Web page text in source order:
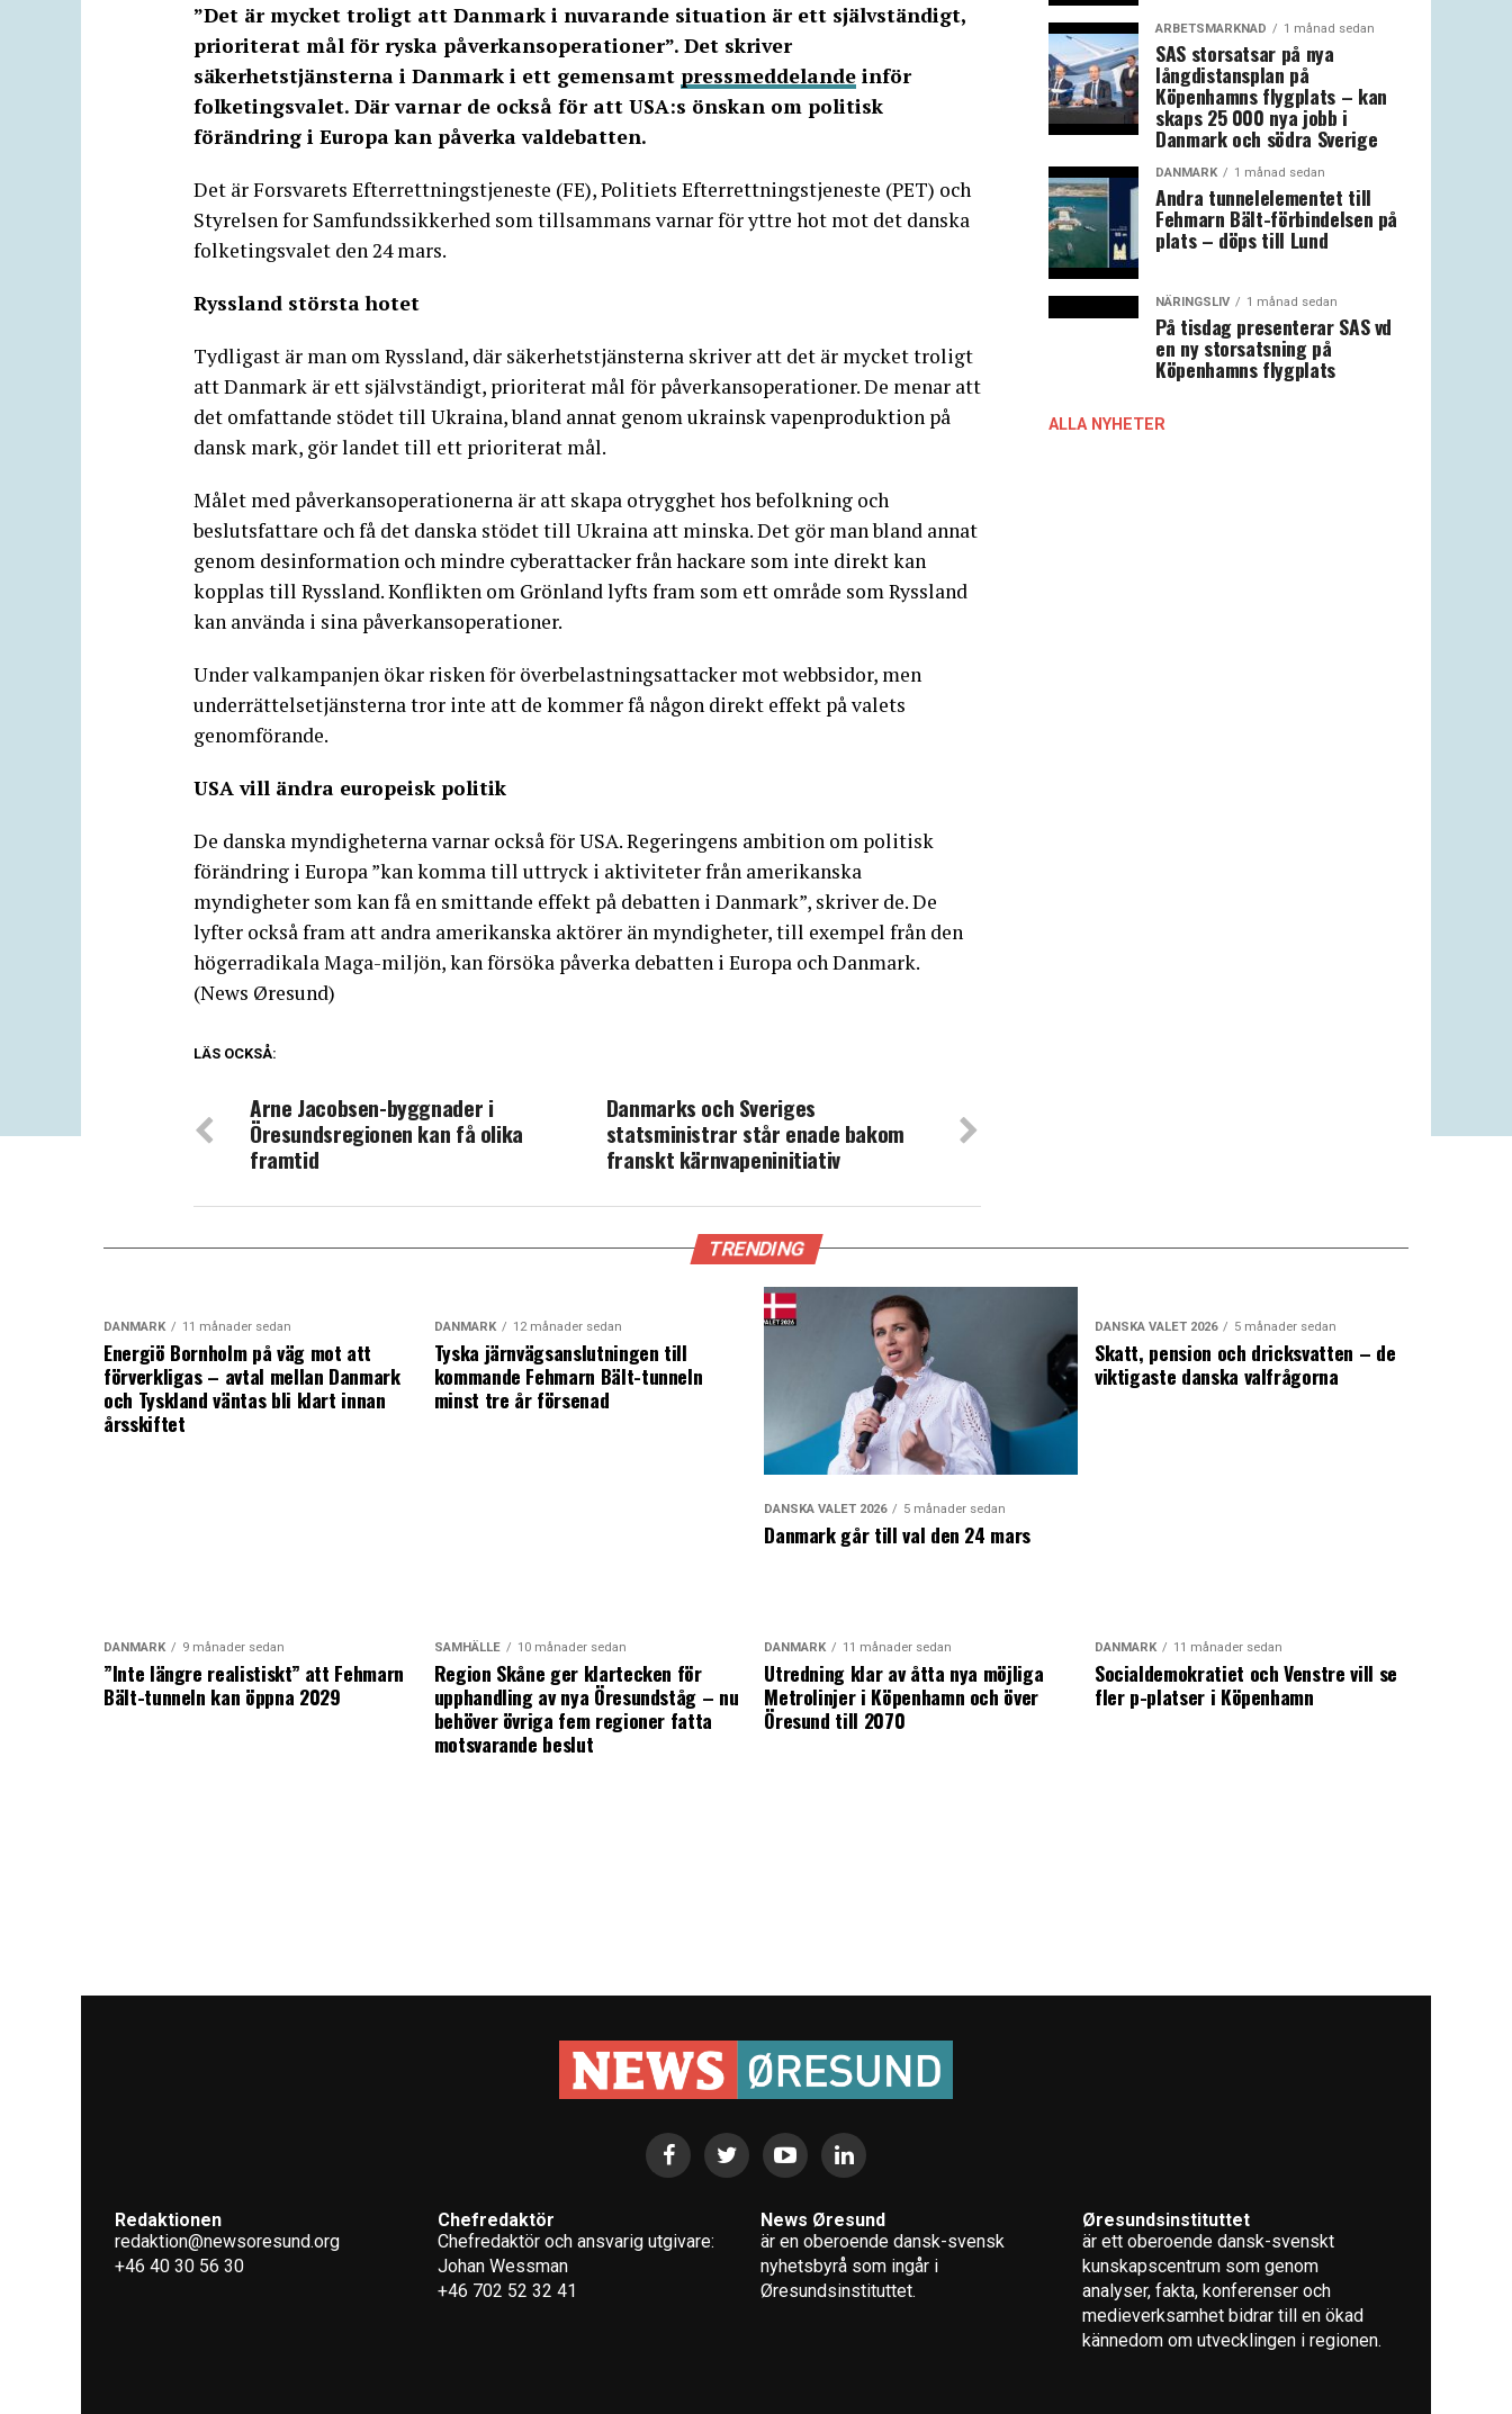
”Det är mycket troligt att Danmark i nuvarande situation är ett självständigt,
prioriterat mål för ryska påverkansoperationer”. Det skriver
säkerhetstjänsterna i Danmark i ett gemensamt pressmeddelande inför
folketingsvalet. Där varnar de också för att USA:s önskan om politisk
förändring i Europa kan påverka valdebatten.
Det är Forsvarets Efterrettningstjeneste (FE), Politiets Efterrettningstjeneste (PET) och
Styrelsen for Samfundssikkerhed som tillsammans varnar för yttre hot mot det danska
folketingsvalet den 24 mars.
Ryssland största hotet
Tydligast är man om Ryssland, där säkerhetstjänsterna skriver att det är mycket troligt
att Danmark är ett självständigt, prioriterat mål för påverkansoperationer. De menar att
det omfattande stödet till Ukraina, bland annat genom ukrainsk vapenproduktion på
dansk mark, gör landet till ett prioriterat mål.
Målet med påverkansoperationerna är att skapa otrygghet hos befolkning och
beslutsfattare och få det danska stödet till Ukraina att minska. Det gör man bland annat
genom desinformation och mindre cyberattacker från hackare som inte direkt kan
kopplas till Ryssland. Konflikten om Grönland lyfts fram som ett område som Ryssland
kan använda i sina påverkansoperationer.
Under valkampanjen ökar risken för överbelastningsattacker mot webbsidor, men
underrättelsetjänsterna tror inte att de kommer få någon direkt effekt på valets
genomförande.
USA vill ändra europeisk politik
De danska myndigheterna varnar också för USA. Regeringens ambition om politisk
förändring i Europa ”kan komma till uttryck i aktiviteter från amerikanska
myndigheter som kan få en smittande effekt på debatten i Danmark”, skriver de. De
lyfter också fram att andra amerikanska aktörer än myndigheter, till exempel från den
högerradikala Maga-miljön, kan försöka påverka debatten i Europa och Danmark.
(News Øresund)
LÄS OCKSÅ:
Danmarks och Sveriges
statsministrar står enade bakom
franskt kärnvapeninitiativ
Arne Jacobsen-byggnader i
Öresundsregionen kan få olika
framtid
ARBETSMARKNAD 1 månad sedan
SAS storsatsar på nya
långdistansplan på
Köpenhamns flygplats – kan
skaps 25 000 nya jobb i
Danmark och södra Sverige
DANMARK 1 månad sedan
Andra tunnelelementet till
Fehmarn Bält-förbindelsen på
plats – döps till Lund
NÄRINGSLIV 1 månad sedan
På tisdag presenterar SAS vd
en ny storsatsning på
Köpenhamns flygplats
ALLA NYHETER
TRENDING
DANMARK 11 månader sedan
Energiö Bornholm på väg mot att
förverkligas – avtal mellan Danmark
och Tyskland väntas bli klart innan
årsskiftet
DANMARK 12 månader sedan
Tyska järnvägsanslutningen till
kommande Fehmarn Bält-tunneln
minst tre år försenad
DANSKA VALET 2026 5 månader sedan
Danmark går till val den 24 mars
DANSKA VALET 2026 5 månader sedan
Skatt, pension och dricksvatten – de
viktigaste danska valfrågorna
DANMARK 9 månader sedan
”Inte längre realistiskt” att Fehmarn
Bält-tunneln kan öppna 2029
SAMHÄLLE 10 månader sedan
Region Skåne ger klartecken för
upphandling av nya Öresundståg – nu
behöver övriga fem regioner fatta
motsvarande beslut
DANMARK 11 månader sedan
Utredning klar av åtta nya möjliga
Metrolinjer i Köpenhamn och över
Öresund till 2070
DANMARK 11 månader sedan
Socialdemokratiet och Venstre vill se
fler p-platser i Köpenhamn
Redaktionen
redaktion@newsoresund.org
+46 40 30 56 30
Chefredaktör
Chefredaktör och ansvarig utgivare:
Johan Wessman
+46 702 52 32 41
News Øresund
är en oberoende dansk-svensk
nyhets­byrå som ingår i
Øresundsinstituttet.
Øresundsinstituttet
är ett oberoende dansk-svenskt
kunskapscentrum som genom
analyser, fakta, konferenser och
medieverksamhet bidrar till en ökad
kännedom om utvecklingen i regionen.